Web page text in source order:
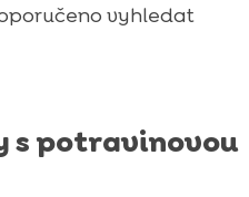
vyhledat
s potravinovou